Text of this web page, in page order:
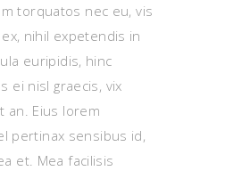
torquatos nec eu, vis
nihil expetendis in
euripidis, hinc
ei nisl graecis, vix
an. Eius lorem
pertinax sensibus id,
et. Mea facilisis